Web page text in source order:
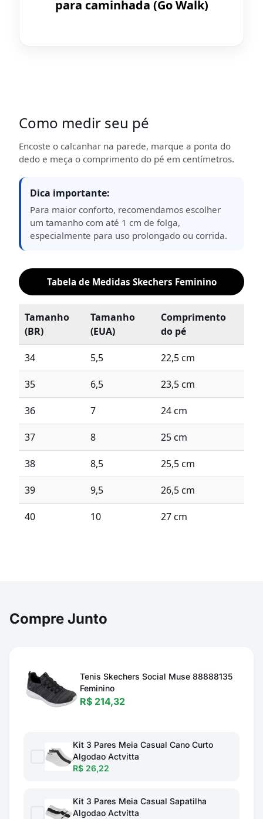
para caminhada (Go Walk)
Como medir seu pé
Encoste o calcanhar na parede, marque a ponta do
dedo e meça o comprimento do pé em centímetros.
Dica importante:
Para maior conforto, recomendamos escolher
um tamanho com até 1 cm de folga,
especialmente para uso prolongado ou corrida.
Tabela de Medidas Skechers Feminino
Tamanho
(BR)
Tamanho
(EUA)
Comprimento
do pé
34 5,5 22,5 cm
35 6,5 23,5 cm
36 7 24 cm
37 8 25 cm
38 8,5 25,5 cm
39 9,5 26,5 cm
40 10 27 cm
Compre Junto
Tenis Skechers Social Muse 88888135
Feminino
R$ 214,32
Kit 3 Pares Meia Casual Cano Curto
Algodao Actvitta
R$ 26,22
Kit 3 Pares Meia Casual Sapatilha
Algodao Actvitta